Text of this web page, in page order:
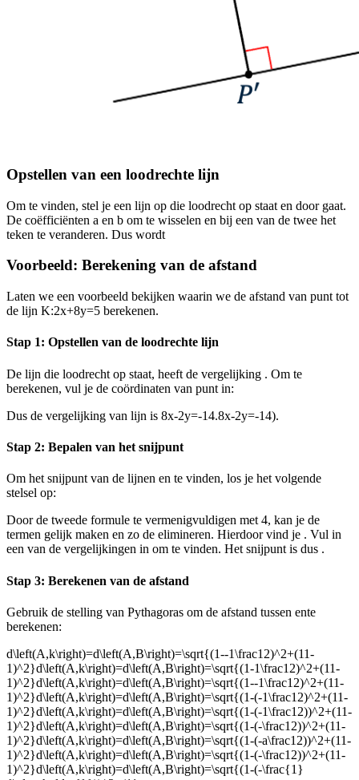
Opstellen van een loodrechte lijn
Om te vinden, stel je een lijn op die loodrecht op staat en door gaat.
De coëfficiënten a en b om te wisselen en bij een van de twee het
teken te veranderen. Dus wordt
Voorbeeld: Berekening van de afstand
Laten we een voorbeeld bekijken waarin we de afstand van punt tot
de lijn K:2x+8y=5 berekenen.
Stap 1: Opstellen van de loodrechte lijn
De lijn die loodrecht op staat, heeft de vergelijking . Om te
berekenen, vul je de coördinaten van punt in:
Dus de vergelijking van lijn is 8x-2y=-14.8x-2y=-14).
Stap 2: Bepalen van het snijpunt
Om het snijpunt van de lijnen en te vinden, los je het volgende
stelsel op:
Door de tweede formule te vermenigvuldigen met 4, kan je de
termen gelijk maken en zo de elimineren. Hierdoor vind je . Vul in
een van de vergelijkingen in om te vinden. Het snijpunt is dus .
Stap 3: Berekenen van de afstand
Gebruik de stelling van Pythagoras om de afstand tussen ente
berekenen:
d\left(A,k\right)=d\left(A,B\right)=\sqrt{(1--1\frac12)^2+(11-
1)^2}d\left(A,k\right)=d\left(A,B\right)=\sqrt{(1-1\frac12)^2+(11-
1)^2}d\left(A,k\right)=d\left(A,B\right)=\sqrt{(1--1\frac12)^2+(11-
1)^2}d\left(A,k\right)=d\left(A,B\right)=\sqrt{(1-(-1\frac12)^2+(11-
1)^2}d\left(A,k\right)=d\left(A,B\right)=\sqrt{(1-(-1\frac12))^2+(11-
1)^2}d\left(A,k\right)=d\left(A,B\right)=\sqrt{(1-(-\frac12))^2+(11-
1)^2}d\left(A,k\right)=d\left(A,B\right)=\sqrt{(1-(-a\frac12))^2+(11-
1)^2}d\left(A,k\right)=d\left(A,B\right)=\sqrt{(1-(-\frac12))^2+(11-
1)^2}d\left(A,k\right)=d\left(A,B\right)=\sqrt{(1-(-\frac{1}